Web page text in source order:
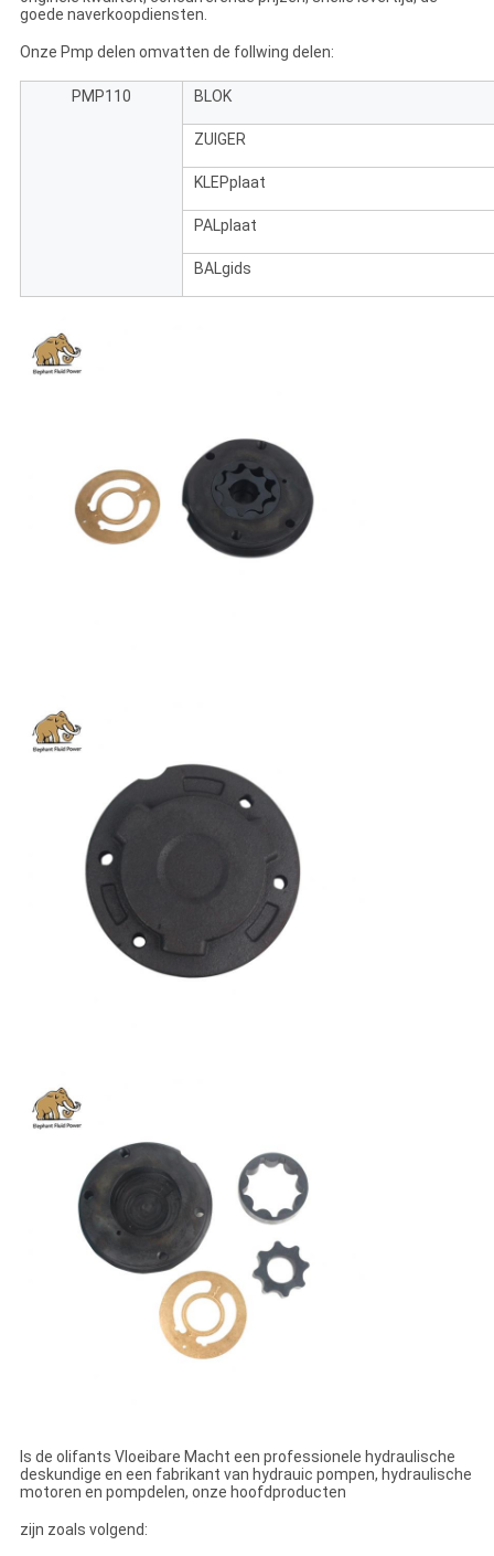
goede naverkoopdiensten.
Onze Pmp delen omvatten de follwing delen:
PMP110 BLOK
ZUIGER
KLEPplaat
PALplaat
BALgids
Is de olifants Vloeibare Macht een professionele hydraulische
deskundige en een fabrikant van hydrauic pompen, hydraulische
motoren en pompdelen, onze hoofdproducten
zijn zoals volgend: